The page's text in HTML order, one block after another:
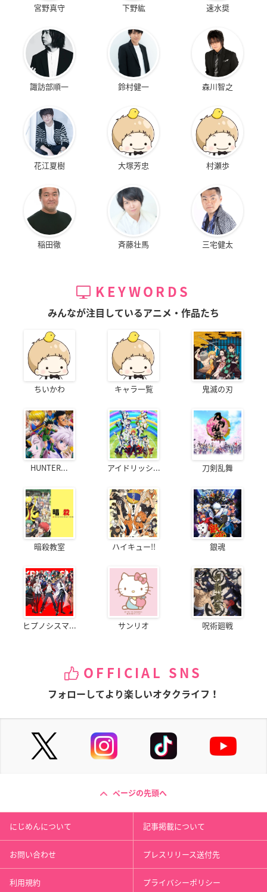
宮野真守 下野紘 速水奨
諏訪部順一 鈴村健一 森川智之
花江夏樹 大塚芳忠 村瀬歩
稲田徹 斉藤壮馬 三宅健太
KEYWORDS
みんなが注目しているアニメ・作品たち
ちいかわ キャラ一覧 鬼滅の刃
HUNTER... アイドリッシ... 刀剣乱舞
暗殺教室 ハイキュー!! 銀魂
ヒプノシスマ... サンリオ 呪術廻戦
OFFICIAL SNS
フォローしてより楽しいオタクライフ！
ページの先頭へ
にじめんについて 記事掲載について
お問い合わせ プレスリリース送付先
利用規約 プライバシーポリシー